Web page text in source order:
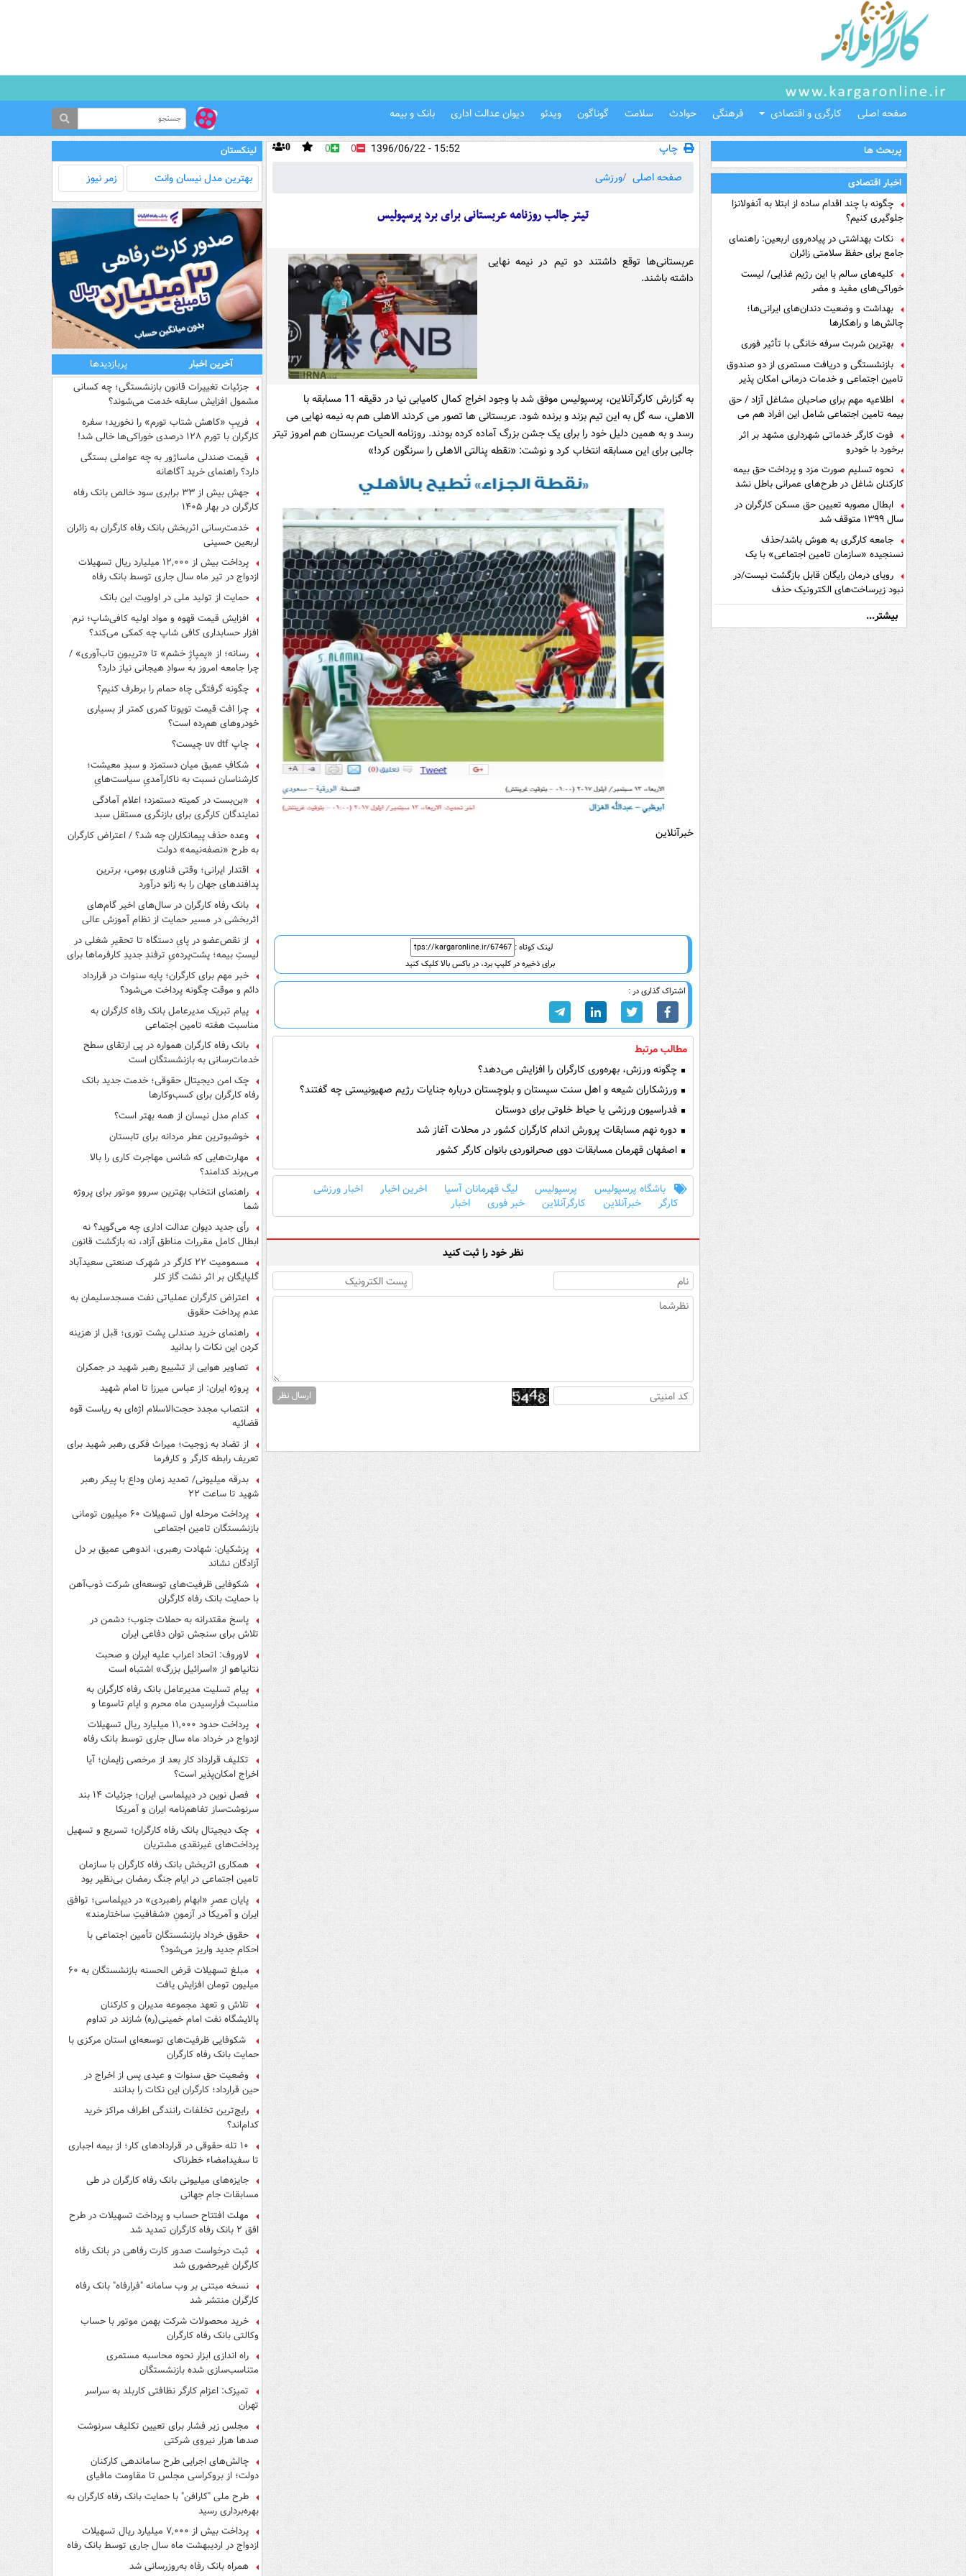
صفحه اصلی کارگری و اقتصادی فرهنگی حوادث سلامت گوناگون ویدئو دیوان عدالت اداری بانک و بیمه
پربحث ها
اخبار اقتصادی
چگونه با چند اقدام ساده از ابتلا به آنفولانزا
جلوگیری کنیم؟
نکات بهداشتی در پیاده‌روی اربعین: راهنمای
جامع برای حفظ سلامتی زائران
کلیه‌های سالم با این رژیم غذایی/ لیست
خوراکی‌های مفید و مضر
بهداشت و وضعیت دندان‌های ایرانی‌ها؛
چالش‌ها و راهکارها
بهترین شربت سرفه خانگی با تأثیر فوری
بازنشستگی و دریافت مستمری از دو صندوق
تامین اجتماعی و خدمات درمانی امکان پذیر
است ؟
اطلاعیه مهم برای صاحبان مشاغل آزاد / حق
بیمه تامین اجتماعی شامل این افراد هم می
شودفوت کارگر خدماتی شهرداری مشهد بر اثر
برخورد با خودرو
نحوه تسلیم صورت مزد و پرداخت حق بیمه
کارکنان شاغل در طرح‌های عمرانی باطل نشد
ابطال مصوبه تعیین حق مسکن کارگران در
سال ۱۳۹۹ متوقف شد
جامعه کارگری به هوش باشد/حذف
نسنجیده «سازمان تامین اجتماعی» با یک
تفاهم نامه!
رویای درمان رایگان قابل بازگشت نیست/در
نبود زیرساخت‌های الکترونیک حذف
دفترچه‌های بیمه اشتباه مضاعف است
بیشتر...
چاپ 0 0 0
15:52 - 1396/06/22
صفحه اصلی
ورزشی
تیتر جالب روزنامه عربستانی برای برد پرسپولیس
عربستانی‌ها توقع داشتند دو تیم در نیمه نهایی
داشته باشند.
به گزارش کارگرآنلاین، پرسپولیس موفق شد با وجود اخراج کمال کامیابی نیا در دقیقه 11 مسابقه با
الاهلی، سه گل به این تیم بزند و برنده شود. عربستانی ها تصور می کردند الاهلی هم به نیمه نهایی می
رسد و به همین دلیل خود را برای یک جشن بزرگ آماده کرده بودند. روزنامه الحیات عربستان هم امروز تیتر
جالبی برای این مسابقه انتخاب کرد و نوشت: «نقطه پنالتی الاهلی را سرنگون کرد!»
خبرآنلاین
لینک کوتاه :
برای ذخیره در کلیپ برد، در باکس بالا کلیک کنید
اشتراک گذاری در :
مطالب مرتبط
چگونه ورزش، بهره‌وری کارگران را افزایش می‌دهد؟
ورزشکاران شیعه و اهل سنت سیستان و بلوچستان درباره جنایات رژیم صهیونیستی چه گفتند؟
فدراسیون ورزشی یا حیاط خلوتی برای دوستان
دوره نهم مسابقات پرورش اندام کارگران کشور در محلات آغاز شد
اصفهان قهرمان مسابقات دوی صحرانوردی بانوان کارگر کشور
باشگاه پرسپولیس پرسپولیس لیگ قهرمانان آسیا اخرین اخبار
اخبار ورزشی
کارگر
خبرآنلاین کارگرآنلاین خبر فوری اخبار
نظر خود را ثبت کنید
ارسال نظر
لینکستان
بهترین مدل‌ نیسان وانت زمر نیوز
آخرین اخبار
پربازدیدها
جزئیات تغییرات قانون بازنشستگی؛ چه کسانی
مشمول افزایش سابقه خدمت می‌شوند؟
فریبِ «کاهش شتاب تورم» را نخورید؛ سفره
کارگران با تورم ۱۲۸ درصدی خوراکی‌ها خالی شد!
قیمت صندلی ماساژور به چه عواملی بستگی
دارد؟ راهنمای خرید آگاهانه
جهش بیش از ۳۳ برابری سود خالص بانک رفاه
کارگران در بهار ۱۴۰۵
خدمت‌رسانی اثربخش بانک رفاه کارگران به زائران
اربعین حسینی
پرداخت بیش از ۱۲,۰۰۰ میلیارد ریال تسهیلات
ازدواج در تیر ماه سال جاری توسط بانک رفاه
کارگران
حمایت از تولید ملی در اولویت این بانک
افزایش قیمت قهوه و مواد اولیه کافی‌شاپ؛ نرم
افزار حسابداری کافی شاپ چه کمکی می‌کند؟
رسانه؛ از «پمپاژِ خشم» تا «تریبونِ تاب‌آوری» /
چرا جامعه امروز به سوادِ هیجانی نیاز دارد؟
چگونه گرفتگی چاه حمام را برطرف کنیم؟
چرا افت قیمت تویوتا کمری کمتر از بسیاری
خودروهای هم‌رده است؟
چاپ uv dtf چیست؟
شکافِ عمیق میان دستمزد و سبدِ معیشت؛
کارشناسان نسبت به ناکارآمدیِ سیاست‌هایِ
حمایتی هشدار دادند
«بن‌بست در کمیته دستمزد؛ اعلام آمادگی
نمایندگان کارگری برای بازنگری مستقل سبد
وعده حذف پیمانکاران چه شد؟ / اعتراض کارگران
به طرح «نصفه‌نیمه» دولت
اقتدار ایرانی؛ وقتی فناوری بومی، برترین
پدافندهای جهان را به زانو درآورد
بانک رفاه کارگران در سال‌های اخیر گام‌های
اثربخشی در مسیر حمایت از نظام آموزش عالی
برداشته است
از نقص‌عضو در پایِ دستگاه تا تحقیرِ شغلی در
لیستِ بیمه؛ پشت‌پرده‌یِ ترفندِ جدیدِ کارفرماها برای
فرار از قانون چیست؟
خبر مهم برای کارگران؛ پایه سنوات در قرارداد
دائم و موقت چگونه پرداخت می‌شود؟
پیام تبریک مدیرعامل بانک رفاه کارگران به
مناسبت هفته تامین اجتماعی
بانک رفاه کارگران همواره در پی ارتقای سطح
خدمات‌رسانی به بازنشستگان است
چک امن دیجیتال حقوقی؛ خدمت جدید بانک
رفاه کارگران برای کسب‌وکارها
کدام مدل نیسان از همه بهتر است؟
خوشبوترین عطر مردانه برای تابستان
مهارت‌هایی که شانس مهاجرت کاری را بالا
می‌برند کدامند؟
راهنمای انتخاب بهترین سروو موتور برای پروژه
شما
رأی جدید دیوان عدالت اداری چه می‌گوید؟ نه
ابطال کامل مقررات مناطق آزاد، نه بازگشت قانون
مسمومیت ۲۲ کارگر در شهرک صنعتی سعیدآباد
گلپایگان بر اثر نشت گاز کلر
اعتراض کارگران عملیاتی نفت مسجدسلیمان به
عدم پرداخت حقوق
راهنمای خرید صندلی پشت توری؛ قبل از هزینه
کردن این نکات را بدانید
تصاویر هوایی از تشییع رهبر شهید در جمکران
پروژه ایران: از عباس میرزا تا امام شهید
انتصاب مجدد حجت‌الاسلام اژه‌ای به ریاست قوه‌
قضائیه
از تضاد به زوجیت؛ میراث فکری رهبر شهید برای
تعریف رابطه کارگر و کارفرما
بدرقه میلیونی/ تمدید زمان وداع با پیکر رهبر
شهید تا ساعت ۲۲
پرداخت مرحله اول تسهیلات ۶۰ میلیون تومانی
بازنشستگان تامین اجتماعی
پزشکیان: شهادت رهبری، اندوهی عمیق بر دل
آزادگان نشاند
شکوفایی ظرفیت‌های توسعه‌ای شرکت ذوب‌آهن
با حمایت‌ بانک رفاه کارگران
پاسخ مقتدرانه به حملات جنوب؛ دشمن در
تلاش برای سنجش توان دفاعی ایران
لاوروف: اتحاد اعراب علیه ایران و صحبت
نتانیاهو از «اسرائیل بزرگ» اشتباه است
پیام تسلیت مدیرعامل بانک رفاه کارگران به
مناسبت فرارسیدن ماه محرم و ایام تاسوعا و
عاشورای حسینی
پرداخت حدود ۱۱,۰۰۰ میلیارد ریال تسهیلات
ازدواج در خرداد ماه سال جاری توسط بانک رفاه
کارگران
تکلیف قرارداد کار بعد از مرخصی زایمان؛ آیا
اخراج امکان‌پذیر است؟
فصل نوین در دیپلماسی ایران؛ جزئیات ۱۴ بند
سرنوشت‌ساز تفاهم‌نامه ایران و آمریکا
چک دیجیتال بانک رفاه کارگران؛ تسریع و تسهیل
پرداخت‌های غیرنقدی مشتریان
همکاری اثربخش بانک رفاه کارگران با سازمان
تامین اجتماعی در ایام جنگ رمضان بی‌نظیر بود
پایان عصرِ «ابهام راهبردی» در دیپلماسی؛ توافق
ایران و آمریکا در آزمونِ «شفافیتِ ساختارمند»
حقوق خرداد بازنشستگان تأمین اجتماعی با
احکام جدید واریز می‌شود؟
مبلغ تسهیلات قرض الحسنه بازنشستگان به ۶۰
میلیون تومان افزایش یافت
تلاش و تعهد مجموعه مدیران و کارکنان
پالایشگاه نفت امام خمینی(ره) شازند در تداوم
تولید در ایام جنگ رمضان، شایسته قدردانی است
شکوفایی ظرفیت‌های توسعه‌ای استان مرکزی با
حمایت بانک رفاه کارگران
وضعیت حق سنوات و عیدی پس از اخراج در
حین قرارداد؛ کارگران این نکات را بدانند
رایج‌ترین تخلفات رانندگی اطراف مراکز خرید
کدام‌اند؟
۱۰ تله حقوقی در قراردادهای کار؛ از بیمه اجباری
تا سفیدامضاء خطرناک
جایزه‌های میلیونی بانک رفاه کارگران در طی
مسابقات جام جهانی
مهلت افتتاح حساب و پرداخت تسهیلات در طرح
افق ۲ بانک رفاه کارگران تمدید شد
ثبت درخواست صدور کارت رفاهی در بانک رفاه
کارگران غیرحضوری شد
نسخه مبتنی بر وب سامانه "فرارفاه" بانک رفاه
کارگران منتشر شد
خرید محصولات شرکت بهمن موتور با حساب
وکالتی بانک رفاه کارگران
راه اندازی ابزار نحوه محاسبه مستمری
متناسب‌سازی شده بازنشستگان
تمیزک: اعزام کارگر نظافتی کاربلد به سراسر
تهران
مجلس زیر فشار برای تعیین تکلیف سرنوشت
صدها هزار نیروی شرکتی
چالش‌های اجرایی طرح ساماندهی کارکنان
دولت؛ از بروکراسی مجلس تا مقاومت مافیای
واسطه‌گری
طرح ملی "کارافن" با حمایت بانک رفاه کارگران به
بهره‌برداری رسید
پرداخت بیش از ۷,۰۰۰ میلیارد ریال تسهیلات
ازدواج در اردیبهشت ماه سال جاری توسط بانک رفاه
کارگران
همراه بانک رفاه به‌روزرسانی شد